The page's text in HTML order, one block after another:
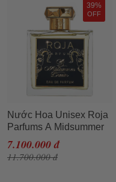
39%
OFF
Nước Hoa Unisex Roja
Parfums A Midsummer
Dream EDP 100ml
7.100.000 đ
11.700.000 đ